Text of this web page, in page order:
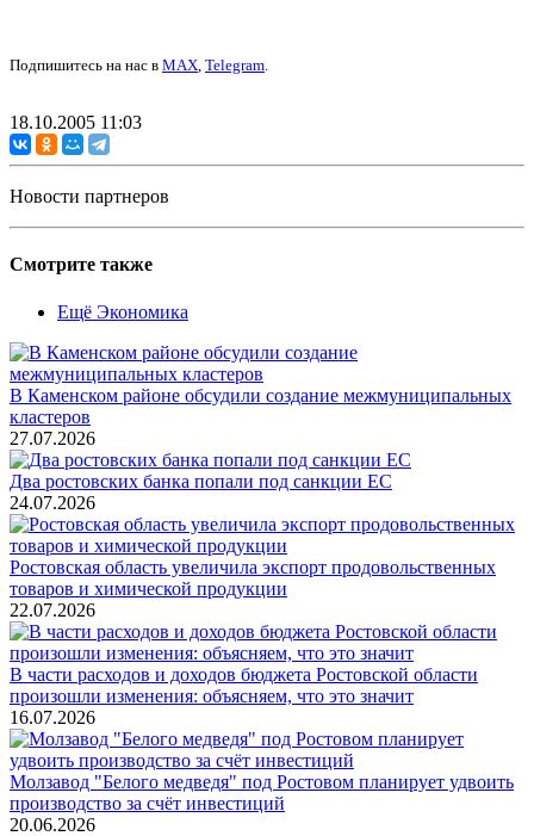
Подпишитесь на нас в MAX, Telegram.
18.10.2005 11:03
Новости партнеров
Смотрите также
Ещё Экономика
В Каменском районе обсудили создание межмуниципальных
кластеров
27.07.2026
Два ростовских банка попали под санкции ЕС
24.07.2026
Ростовская область увеличила экспорт продовольственных
товаров и химической продукции
22.07.2026
В части расходов и доходов бюджета Ростовской области
произошли изменения: объясняем, что это значит
16.07.2026
Молзавод "Белого медведя" под Ростовом планирует удвоить
производство за счёт инвестиций
20.06.2026